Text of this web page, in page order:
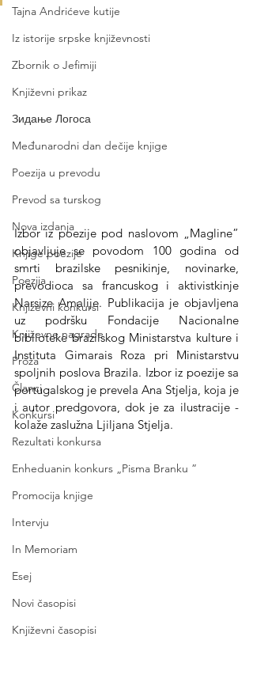
Tajna Andrićeve kutije
Iz istorije srpske književnosti
Zbornik o Jefimiji
Književni prikaz
Зидање Логоса
Međunarodni dan dečije knjige
Poezija u prevodu
Prevod sa turskog
Nova izdanja
Knjige poezije
Poezija
Književni konkursi
Književne nagrade
Proza
Članci
Konkursi
Rezultati konkursa
Enheduanin konkurs „Pisma Branku ”
Promocija knjige
Intervju
In Memoriam
Esej
Novi časopisi
Književni časopisi
Izbor iz poezije pod naslovom „Magline”
objavljuje se povodom 100 godina od
smrti brazilske pesnikinje, novinarke,
prevodioca sa francuskog i aktivistkinje
Narsize Amalije. Publikacija je objavljena
uz podršku Fondacije Nacionalne
biblioteke brazilskog Ministarstva kulture i
Instituta Gimarais Roza pri Ministarstvu
spoljnih poslova Brazila. Izbor iz poezije sa
portugalskog je prevela Ana Stjelja, koja je
i autor predgovora, dok je za ilustracije -
kolaže zaslužna Ljiljana Stjelja.